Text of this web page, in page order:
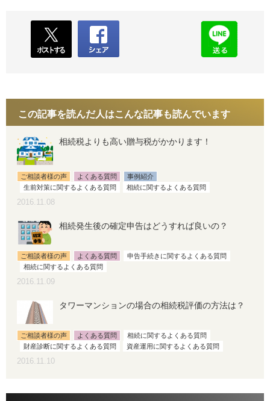
この記事を読んだ人はこんな記事も読んでいます
相続税よりも高い贈与税がかかります！
ご相談者様の声 よくある質問
事例紹介
生前対策に関するよくある質問
相続に関するよくある質問
2016.11.08
相続発生後の確定申告はどうすれば良いの？
ご相談者様の声 よくある質問
申告手続きに関するよくある質問
相続に関するよくある質問
2016.11.09
タワーマンションの場合の相続税評価の方法は？
ご相談者様の声 よくある質問
相続に関するよくある質問
財産診断に関するよくある質問
資産運用に関するよくある質問
2016.11.10